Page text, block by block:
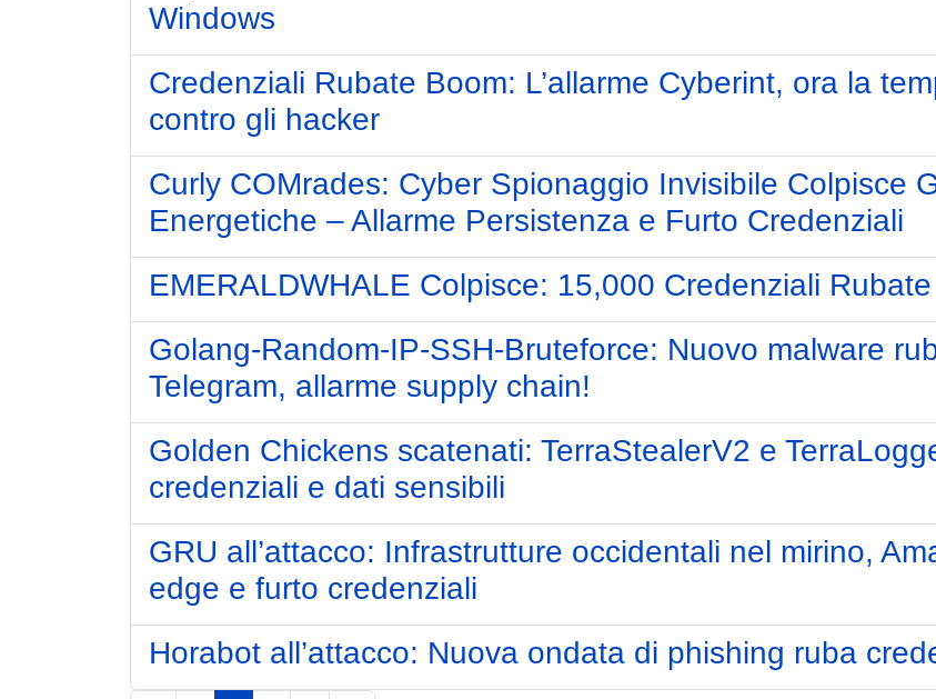
Windows
Credenziali Rubate Boom: L’allarme Cyberint, ora la
contro gli hacker
Curly COMrades: Cyber Spionaggio Invisibile Colpisce
Energetiche – Allarme Persistenza e Furto Credenziali
EMERALDWHALE Colpisce: 15,000 Credenziali
Golang-Random-IP-SSH-Bruteforce: Nuovo malware
Telegram, allarme supply chain!
Golden Chickens scatenati: TerraStealerV2 e
credenziali e dati sensibili
GRU all’attacco: Infrastrutture occidentali nel mirino,
edge e furto credenziali
Horabot all’attacco: Nuova ondata di phishing ruba